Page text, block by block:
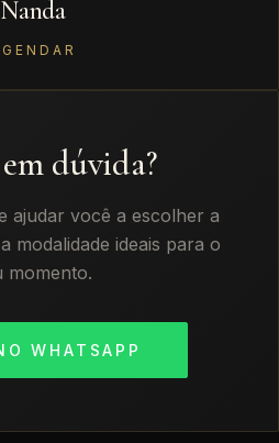
Nanda
dúvida?
ajudar você a escolher a
modalidade ideais para o
momento.
WHATSAPP